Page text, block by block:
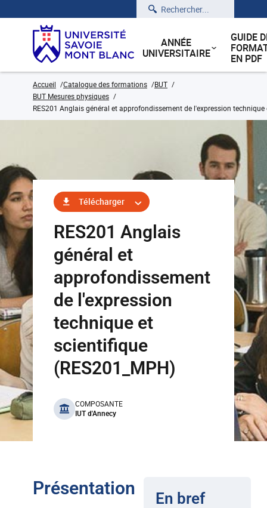
Rechercher
ANNÉE
UNIVERSITAIRE
GUIDE
EN PDF
Accueil Catalogue des formations
BUT
BUT Mesures physiques
RES201 Anglais général et approfondissement de l'expression
Télécharger
RES201 Anglais
général et
approfondissement
de l'expression
technique et
scientifique
(RES201_MPH)
benefits
COMPOSANTE
IUT d'Annecy
Présentation En bref